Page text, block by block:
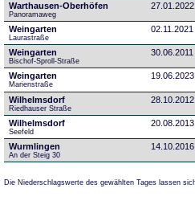
Warthausen-Oberhöfen
Panoramaweg
27.01.2022
Weingarten
Laurastraße
02.11.2021
Weingarten
Bischof-Sproll-Straße
30.06.2011
Weingarten
Marienstraße
19.06.2023
Wilhelmsdorf
Riedhauser Straße
28.10.2012
Wilhelmsdorf
Seefeld
20.08.2013
Wurmlingen
An der Steig 30
14.10.2016
Die Niederschlagswerte des gewählten Tages lassen